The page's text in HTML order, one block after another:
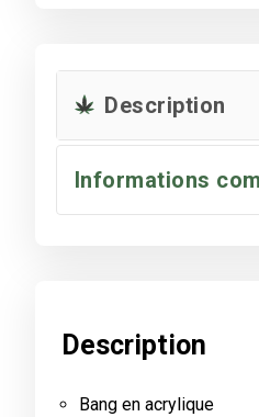
Description
Informations
Description
Bang en acrylique